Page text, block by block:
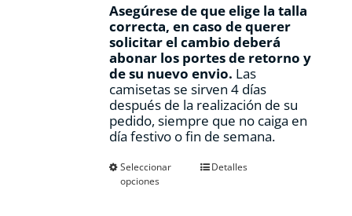
Asegúrese de que elige la talla
correcta, en caso de querer
solicitar el cambio deberá
abonar los portes de retorno y
de su nuevo envio. Las
camisetas se sirven 4 días
después de la realización de su
pedido, siempre que no caiga en
día festivo o fin de semana.
Seleccionar
opciones
EsteDetalles